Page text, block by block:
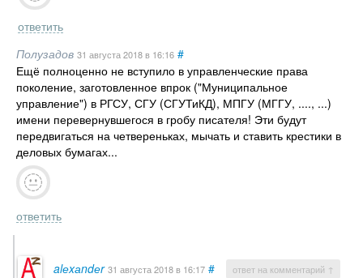
ответить
Полузадов 31 августа 2018в 16:16 #
Ещё полноценно не вступило в управленческие права
поколение, заготовленное впрок ("Муниципальное
управление") в РГСУ, СГУ (СГУТиКД), МПГУ (МГГУ, ...., ...)
имени перевернувшегося в гробу писателя! Эти будут
передвигаться на четвереньках, мычать и ставить крестики в
деловых бумагах...
ответить
alеxаndеr 31 августа 2018в 16:17 # ответ на комментарий ↑